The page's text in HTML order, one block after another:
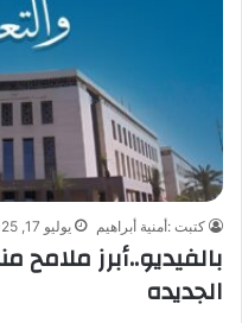
كتبت :أمنية أبراهيم يوليو 17, 2025
بالفيديو..أبرز ملامح
الجديده